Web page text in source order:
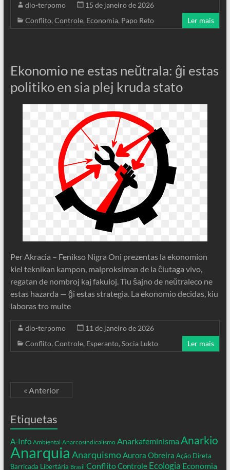
dio-terpomo
15 de janeiro de 2026
Conflito, Controle, Economia, Papo Reto Ler mais
Ekonomio ne estas neŭtrala: ĝi estas
politiko en sia plej kruda stato
Per Akracia – Fenikso Nigra Oni prezentas la ekonomion
kiel teknikan kampon, malproksiman de la ĉiutaga vivo,
regatan de nombroj kaj fakuloj. Tiu ŝajno de neŭtraleco ne
estas hazarda — ĝi estas strategia. La ekonomio decidas, kiu
laboras tro multe
dio-terpomo
11 de janeiro de 2026
Conflito, Controle, Esperanto, Socia Lukto Ler mais
« Anterior
Etiquetas
A-Info Ambiental Anarcosindicalismo Anarkafeminisma Anarkio
Anarquia AnarquismoAurora Obreira Ação Direta
Barricada Libertária Brasil ConflitoControle Ecologia Economia